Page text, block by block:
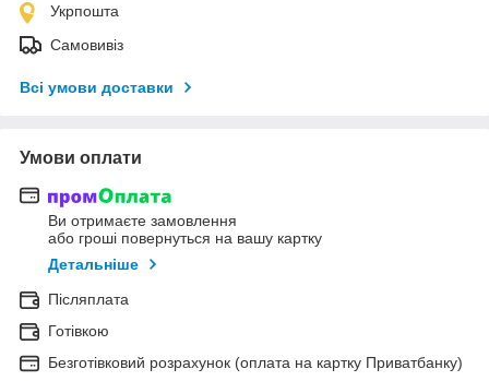
Укрпошта
Самовивіз
Всі умови доставки
Умови оплати
Ви отримаєте замовлення
або гроші повернуться на вашу картку
Детальніше
Післяплата
Готівкою
Безготівковий розрахунок (оплата на картку Приватбанку)